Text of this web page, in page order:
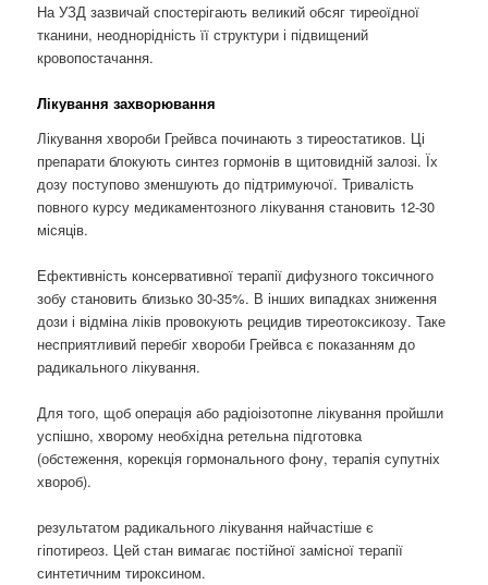
На УЗД зазвичай спостерігають великий обсяг тиреоїдної
тканини, неоднорідність її структури і підвищений
кровопостачання.
Лікування захворювання
Лікування хвороби Грейвса починають з тиреостатиков. Ці
препарати блокують синтез гормонів в щитовидній залозі. Їх
дозу поступово зменшують до підтримуючої. Тривалість
повного курсу медикаментозного лікування становить 12-30
місяців.
Ефективність консервативної терапії дифузного токсичного
зобу становить близько 30-35%. В інших випадках зниження
дози і відміна ліків провокують рецидив тиреотоксикозу. Таке
несприятливий перебіг хвороби Грейвса є показанням до
радикального лікування.
Для того, щоб операція або радіоізотопне лікування пройшли
успішно, хворому необхідна ретельна підготовка
(обстеження, корекція гормонального фону, терапія супутніх
хвороб).
результатом радикального лікування найчастіше є
гіпотиреоз. Цей стан вимагає постійної замісної терапії
синтетичним тироксином.